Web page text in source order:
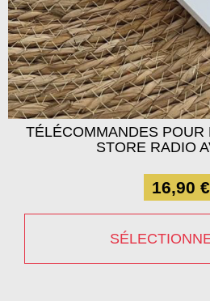
TÉLÉCOMMANDES POUR
STORE RADIO
16,90 €